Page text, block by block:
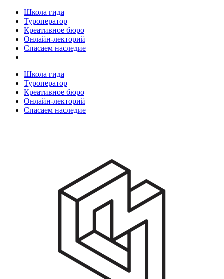
Школа гида
Туроператор
Креативное бюро
Онлайн-лекторий
Спасаем наследие
Школа гида
Туроператор
Креативное бюро
Онлайн-лекторий
Спасаем наследие